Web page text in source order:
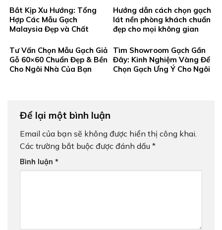
Thiện Tại Gạch Men Thanh
Tung
Bắt Kịp Xu Hướng: Tổng
Hợp Các Mẫu Gạch
Malaysia Đẹp và Chất
Thanh Tung
Hướng dẫn cách chọn gạch
lát nền phòng khách chuẩn
đẹp cho mọi không gian
Tư Vấn Chọn Mẫu Gạch Giả
Gỗ 60×60 Chuẩn Đẹp & Bền
Cho Ngôi Nhà Của Bạn
Tìm Showroom Gạch Gần
Đây: Kinh Nghiệm Vàng Để
Chọn Gạch Ưng Ý Cho Ngôi
Để lại một bình luận
Email của bạn sẽ không được hiển thị công khai.
Các trường bắt buộc được đánh dấu *
Bình luận *